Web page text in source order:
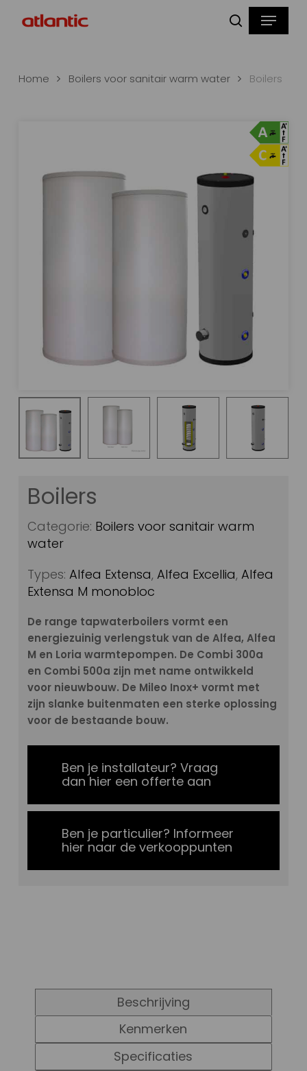
zoeken
Menu
Home Boilers voor sanitair warm water Boilers
Boilers
Categorie: Boilers voor sanitair warm
water
Types:Alfea Extensa,Alfea Excellia,Alfea
Extensa M monobloc
De range tapwaterboilers vormt een
energiezuinig verlengstuk van de Alfea, Alfea
M en Loria warmtepompen. De Combi 300a
en Combi 500a zijn met name ontwikkeld
voor nieuwbouw. De Mileo Inox+ vormt met
zijn slanke buitenmaten een sterke oplossing
voor de bestaande bouw.
Ben je installateur? Vraag
dan hier een offerte aan
Ben je particulier? Informeer
hier naar de verkooppunten
Beschrijving
Kenmerken
Specificaties